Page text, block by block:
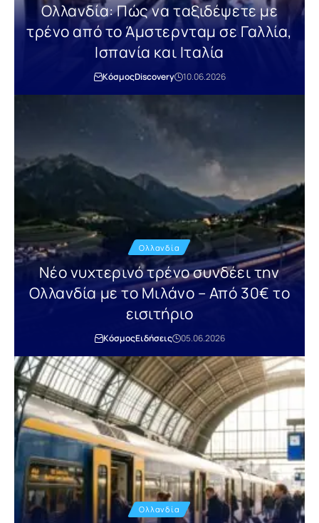
Ολλανδία: Πώς να ταξιδέψετε με
τρένο από το Άμστερνταμ σε Γαλλία,
Ισπανία και Ιταλία
ΚόσμοςDiscovery 10.06.2026
Ολλανδία
Νέο νυχτερινό τρένο συνδέει την
Ολλανδία με το Μιλάνο – Από 30€ το
εισιτήριο
ΚόσμοςΕιδήσεις 05.06.2026
Ολλανδία